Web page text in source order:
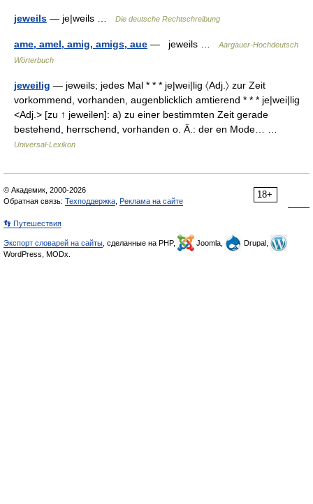
jeweils — je|weils … Die deutsche Rechtschreibung
ame, amel, amig, amigs, aue — jeweils …
Aargauer-Hochdeutsch
Wörterbuch
jeweilig — jeweils; jedes Mal * * * je|wei|lig 〈Adj.〉 zur Zeit
vorkommend, vorhanden, augenblicklich amtierend * * * je|wei|lig
<Adj.> [zu ↑ jeweilen]: a) zu einer bestimmten Zeit gerade
bestehend, herrschend, vorhanden o. Ä.: der en Mode… …
Universal-Lexikon
18+
© Академик, 2000-2026
Обратная связь: Техподдержка Реклама на сайте
👣 Путешествия
Экспорт словарей на сайты , сделанные на PHP, Joomla,
Drupal,
WordPress, MODx.